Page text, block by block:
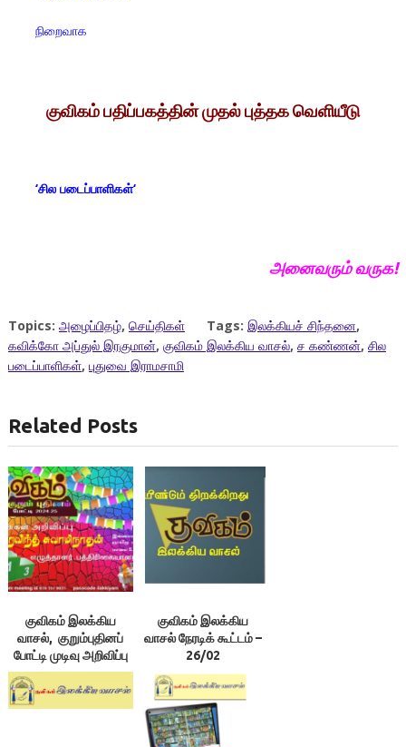
நிறைவாக
குவிகம் பதிப்பகத்தின் முதல் புத்தக வெளியீடு
‘சில படைப்பாளிகள்‘
அனைவரும் வருக!
Topics: அழைப்பிதழ், செய்திகள் Tags: இலக்கியச் சிந்தனை,
கவிக்கோ அப்துல் இரகுமான், குவிகம் இலக்கிய வாசல், ச கண்ணன், சில
படைப்பாளிகள், புதுவை இராமசாமி
Related Posts
குவிகம் இலக்கிய
வாசல், குறும்புதினப்
போட்டி முடிவு அறிவிப்பு
குவிகம் இலக்கிய
வாசல் நேரடிக் கூட்டம் –
26/02